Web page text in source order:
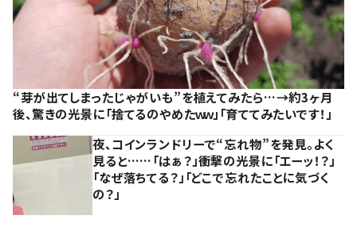
“芽が出てしまったじゃがいも”を植えてみたら…→約3ヶ月
後、驚きの光景に「捨てるのやめたｗｗ」「育ててみたいです！」
夜、コインランドリーで“忘れ物”を発見。よく
見ると……「はぁ？」衝撃の光景に「エーッ！？」
「なぜ落ちてる？」「どこで忘れたことに気づく
の？」